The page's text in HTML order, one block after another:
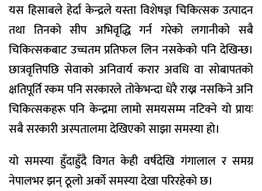
यस हिसाबले हेर्दा केन्द्रले यस्ता विशेषज्ञ चिकित्सक उत्पादन
तथा तिनको सीप अभिवृद्धि गर्न गरेको लगानीको सबै
चिकित्सकबाट उच्चतम प्रतिफल लिन नसकेको पनि देखिन्छ।
छात्रवृत्तिपछि सेवाको अनिवार्य करार अवधि वा सोबापतको
क्षतिपूर्ति रकम पनि सरकारले तोकेभन्दा धेरै राख्न नसकिने अनि
चिकित्सकहरू पनि केन्द्रमा लामो समयसम्म नटिक्ने यो प्रायः
सबै सरकारी अस्पतालमा देखिएको साझा समस्या हो।
यो समस्या हुँदाहुँदै विगत केही वर्षदेखि गंगालाल र समग्र
नेपालभर झन् ठूलो अर्को समस्या देखा परिरहेको छ।